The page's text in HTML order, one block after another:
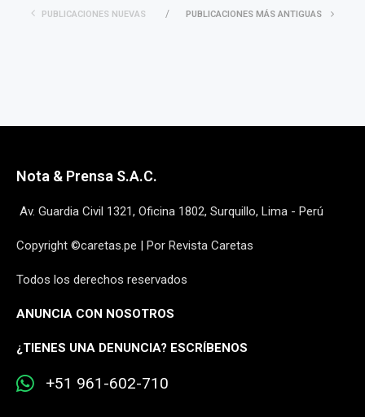
PUBLICACIONES NUEVAS PUBLICACIONES MÁS ANTIGUAS
Nota & Prensa S.A.C.
Av. Guardia Civil 1321, Oficina 1802, Surquillo, Lima - Perú
Copyright ©caretas.pe | Por Revista Caretas
Todos los derechos reservados
ANUNCIA CON NOSOTROS
¿TIENES UNA DENUNCIA? ESCRÍBENOS
+51 961-602-710